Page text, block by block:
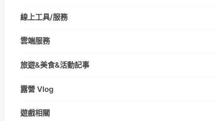
線上工具/服務
雲端服務
旅遊&美食&活動記事
露營 Vlog
遊戲相關